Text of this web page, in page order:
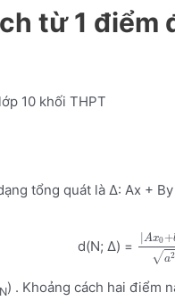
từ 1 điểm
10 khối THPT
tổng quát là Δ: Ax +
d(N; Δ) = Ax0+
a2
√
N) . Khoảng cách hai điểm